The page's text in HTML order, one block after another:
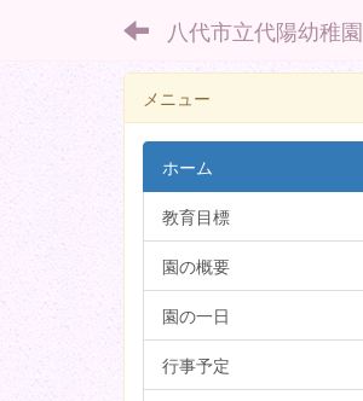
八代市立代陽幼稚園
メニュー
ホーム
教育目標
園の概要
園の一日
行事予定